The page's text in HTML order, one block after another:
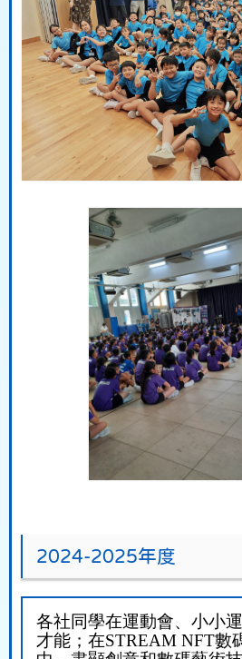
2024-2025年度
各社同學在運動會、小小
才能；在STREAM NFT數